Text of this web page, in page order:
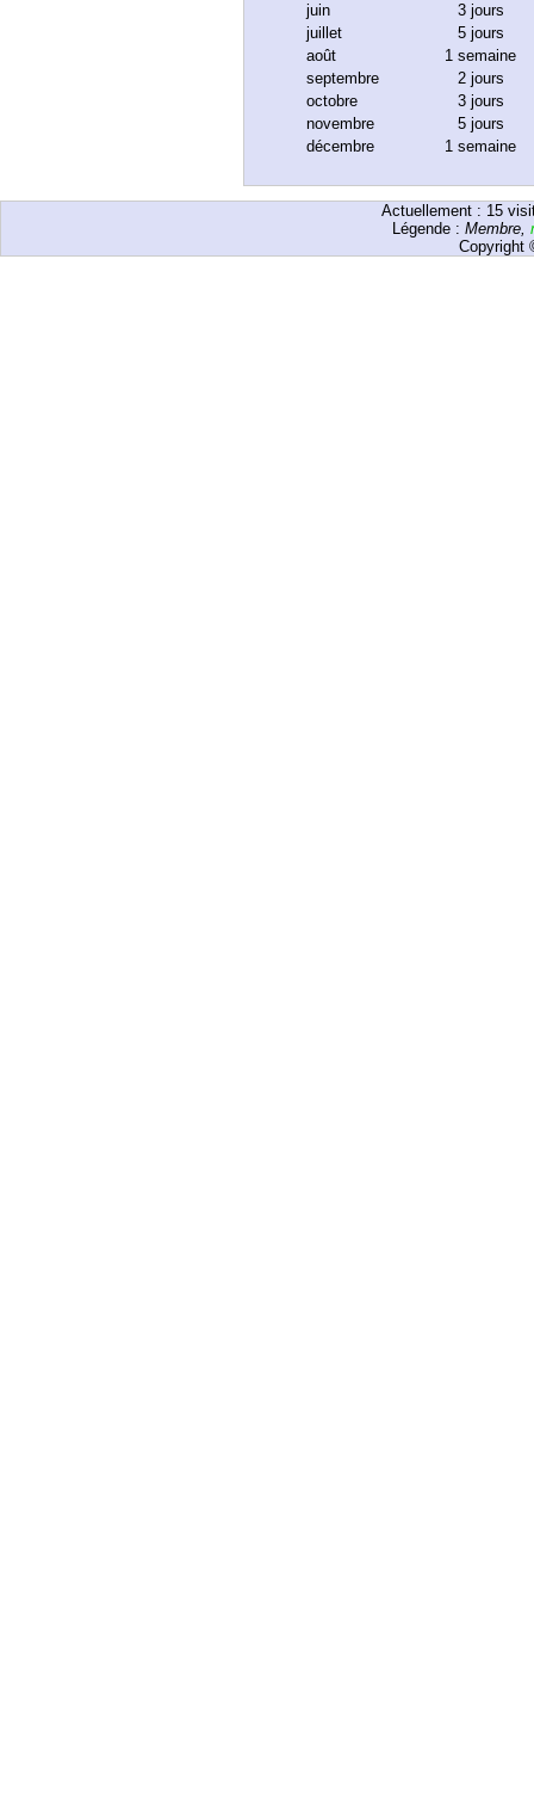
juin
3 jours
juillet
5 jours
août
1 semaine
septembre
2 jours
octobre
3 jours
novembre
5 jours
décembre
1 semaine
Actuellement : 15
Légende : Membre,
Copyright